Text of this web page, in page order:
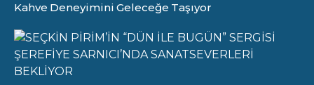
Kahve Deneyimini Geleceğe Taşıyor